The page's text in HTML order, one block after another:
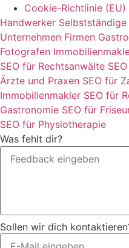
Cookie-Richtlinie (EU)
Handwerker Selbstständige
Unternehmen Firmen
Fotografen
SEO für Rechtsanwälte
Ärzte und Praxen SEO für
Immobilienmakler SEO für
Gastronomie SEO für
SEO für Physiotherapie
Was fehlt dir?
Sollen wir dich